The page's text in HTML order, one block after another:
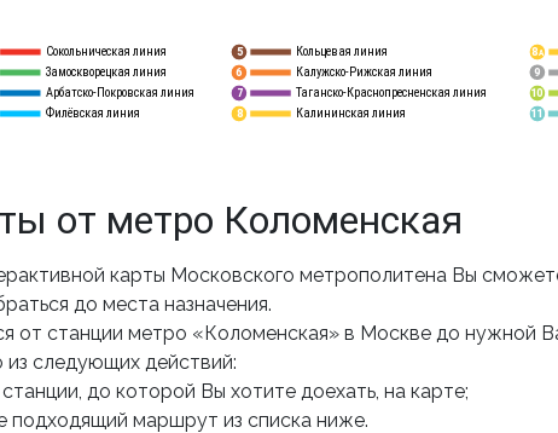
Сокольническая линия
Замоскворецкая линия
Арбатско-Покровская линия
Филёвская линия
Кольцевая линия
Калужско-Рижская линия
Таганско-Краснопресненская линия
Калининская линия
5
6
7
8
8 А
9
10
11
от метро Коломенская
карты Московского метрополитена Вы
до места назначения.
от станции метро «Коломенская» в Москве до нужной
из следующих действий:
до которой Вы хотите доехать, на карте;
подходящий маршрут из списка ниже.